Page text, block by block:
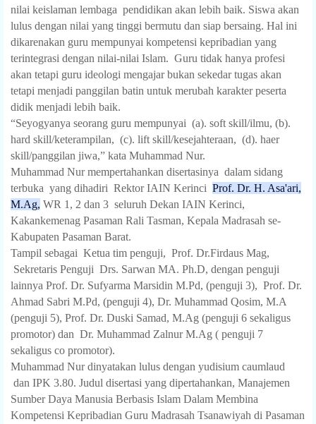
nilai keislaman lembaga pendidikan akan lebih baik. Siswa akan
lulus dengan nilai yang tinggi bermutu dan siap bersaing. Hal ini
dikarenakan guru mempunyai kompetensi kepribadian yang
terintegrasi dengan nilai-nilai Islam. Guru tidak hanya profesi
akan tetapi guru ideologi mengajar bukan sekedar tugas akan
tetapi menjadi panggilan batin untuk merubah karakter peserta
didik menjadi lebih baik.
“Seyogyanya seorang guru mempunyai (a). soft skill/ilmu, (b).
hard skill/keterampilan, (c). lift skill/kesejahteraan, (d). haer
skill/panggilan jiwa,” kata Muhammad Nur.
Muhammad Nur mempertahankan disertasinya dalam sidang
terbuka yang dihadiri Rektor IAIN Kerinci Prof. Dr. H. Asa'ari,
M.Ag, WR 1, 2 dan 3 seluruh Dekan IAIN Kerinci,
Kakankemenag Pasaman Rali Tasman, Kepala Madrasah se-
Kabupaten Pasaman Barat.
Tampil sebagai Ketua tim penguji, Prof. Dr.Firdaus Mag,
Sekretaris Penguji Drs. Sarwan MA. Ph.D, dengan penguji
lainnya Prof. Dr. Sufyarma Marsidin M.Pd, (penguji 3), Prof. Dr.
Ahmad Sabri M.Pd, (penguji 4), Dr. Muhammad Qosim, M.A
(penguji 5), Prof. Dr. Duski Samad, M.Ag (penguji 6 sekaligus
promotor) dan Dr. Muhammad Zalnur M.Ag ( penguji 7
sekaligus co promotor).
Muhammad Nur dinyatakan lulus dengan yudisium caumlaud
dan IPK 3.80. Judul disertasi yang dipertahankan, Manajemen
Sumber Daya Manusia Berbasis Islam Dalam Membina
Kompetensi Kepribadian Guru Madrasah Tsanawiyah di Pasaman